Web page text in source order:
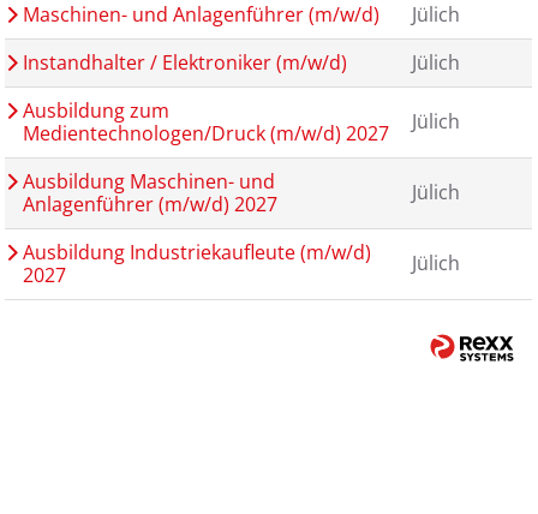
Maschinen- und Anlagenführer (m/w/d)
Jülich
Instandhalter / Elektroniker (m/w/d)
Jülich
Ausbildung zum
Medientechnologen/Druck (m/w/d) 2027
Jülich
Ausbildung Maschinen- und
Anlagenführer (m/w/d) 2027
Jülich
Ausbildung Industriekaufleute (m/w/d)
2027
Jülich